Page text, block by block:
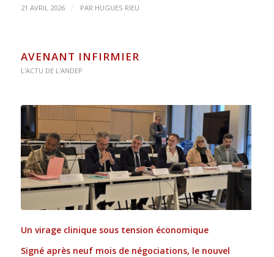
21 AVRIL 2026 / PAR HUGUES RIEU
AVENANT INFIRMIER
L'ACTU DE L'ANDEP
Un virage clinique sous tension économique
Signé après neuf mois de négociations, le nouvel